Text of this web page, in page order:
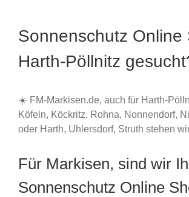
Sonnenschutz Online
Harth-Pöllnitz
☀️ FM-Markisen.de, auch für Harth-
Köfeln, Köckritz, Rohna, Nonnendorf,
oder Harth, Uhlersdorf, Struth stehen
Für Markisen, sind wir
Sonnenschutz Online